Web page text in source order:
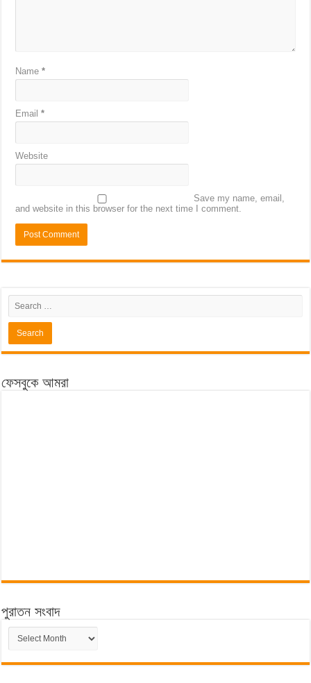
Name*
Email*
Website
Save my name, email,
and website in this browser for the next time I comment.
ফেসবুকে আমরা
পুরাতন সংবাদ
পুরাতন
সংবাদ